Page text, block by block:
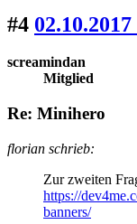
#4
screamindan
Mitglied
Re: Minihero
florian schrieb:
Zur zweiten
https://
banners/